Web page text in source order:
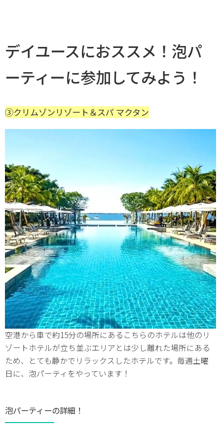
デイユースにおススメ！泡パ
ーティーに参加してみよう！
③クリムゾンリゾート＆スパ マクタン
空港から車で約15分の場所にあるこちらのホテルは他のリ
ゾートホテルが立ち並ぶエリアとは少し離れた場所にある
ため、とても静かでリラックスしたホテルです。毎週土曜
日に、泡パーティをやっています！
泡パーティーの詳細！